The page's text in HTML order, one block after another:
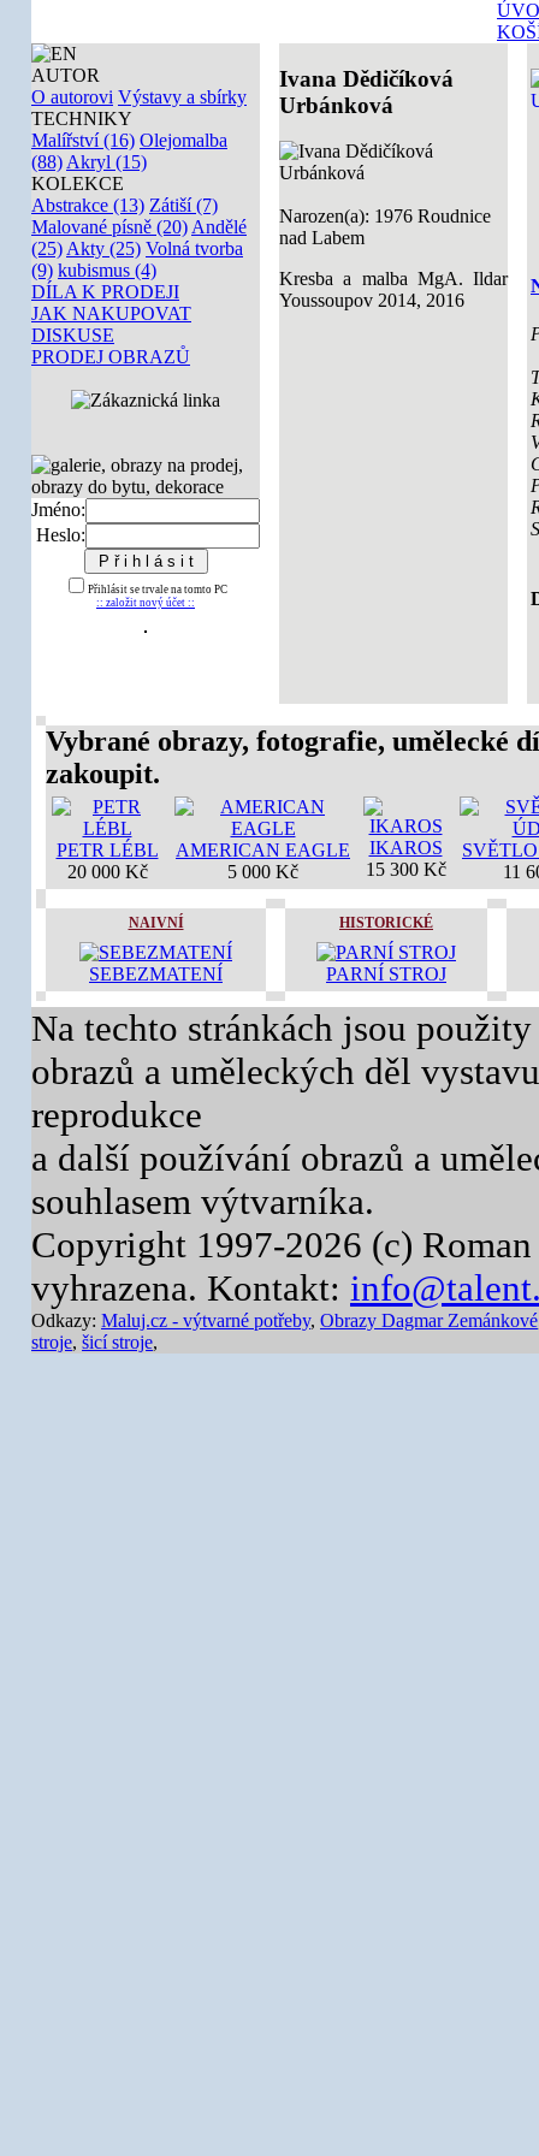
AUTOR
O autorovi Výstavy a sbírky
TECHNIKY
Malířství (16) Olejomalba
(88) Akryl (15)
KOLEKCE
Abstrakce (13) Zátiší (7)
Malované písně (20) Andělé
(25) Akty (25) Volná tvorba
(9) kubismus (4)
DÍLA K PRODEJI
JAK NAKUPOVAT
DISKUSE
PRODEJ OBRAZŮ
Jméno:
Heslo:
Přihlásit se trvale na tomto PC
:: založit nový účet ::
Ivana Dědičíková
Urbánková
Narozen(a): 1976 Roudnice
nad Labem
Kresba a malba MgA. Ildar
Youssoupov 2014, 2016
Vybrané obrazy, fotografie, umělecké
zakoupit.
PETR LÉBL
20 000 Kč
AMERICAN EAGLE
5 000 Kč
IKAROS
15 300 Kč
11
NAIVNÍ
SEBEZMATENÍ
HISTORICKÉ
PARNÍ STROJ
Na techto stránkách jsou
obrazů a uměleckých děl
reprodukce
a další používání obrazů a
souhlasem výtvarníka.
Copyright 1997-2026 (c)
vyhrazena. Kontakt:
Odkazy: Maluj.cz - výtvarné potřeby, Obrazy Dagmar Zemánkové
stroje, šicí stroje,